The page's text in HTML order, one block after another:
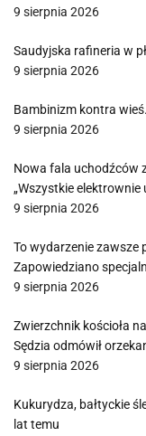
9 sierpnia 2026
Saudyjska rafineria w
9 sierpnia 2026
Bambinizm kontra
9 sierpnia 2026
Nowa fala uchodźców
„Wszystkie elektrownie
9 sierpnia 2026
To wydarzenie zawsze
Zapowiedziano
9 sierpnia 2026
Zwierzchnik kościoła
Sędzia odmówił
9 sierpnia 2026
Kukurydza, bałtyckie
lat temu